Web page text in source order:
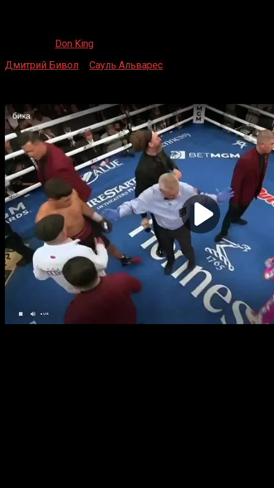
Don King
Дмитрий Бивол
Сауль Альварес